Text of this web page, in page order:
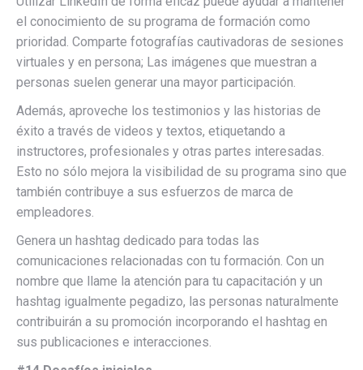
el conocimiento de su programa de formación como
prioridad. Comparte fotografías cautivadoras de sesiones
virtuales y en persona; Las imágenes que muestran a
personas suelen generar una mayor participación.
Además, aproveche los testimonios y las historias de
éxito a través de videos y textos, etiquetando a
instructores, profesionales y otras partes interesadas.
Esto no sólo mejora la visibilidad de su programa sino que
también contribuye a sus esfuerzos de marca de
empleadores.
Genera un hashtag dedicado para todas las
comunicaciones relacionadas con tu formación. Con un
nombre que llame la atención para tu capacitación y un
hashtag igualmente pegadizo, las personas naturalmente
contribuirán a su promoción incorporando el hashtag en
sus publicaciones e interacciones.